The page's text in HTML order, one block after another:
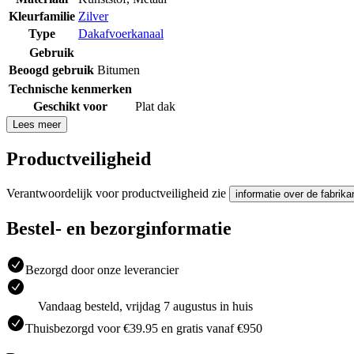
Kleurfamilie Zilver
Type
Dakafvoerkanaal
Gebruik
Beoogd gebruik Bitumen
Technische kenmerken
Geschikt voor
Plat dak
Lees meer
Productveiligheid
Verantwoordelijk voor productveiligheid zie informatie over de
Bestel- en bezorginformatie
Bezorgd door onze leverancier
Vandaag besteld, vrijdag 7 augustus in huis
Thuisbezorgd voor €39.95 en gratis vanaf €950